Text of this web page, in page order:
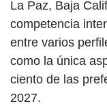
La Paz, Baja
competencia
entre varios
como la única
ciento de las
2027.